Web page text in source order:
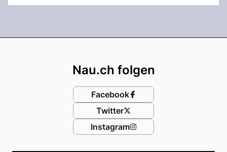
Nau.ch folgen
Facebook
Twitter
Instagram